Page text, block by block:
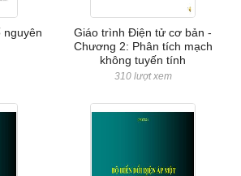
nguyên
Giáo trình Điện tử cơ bản -
Chương 2: Phân tích mạch
không tuyến tính
310 lượt xem